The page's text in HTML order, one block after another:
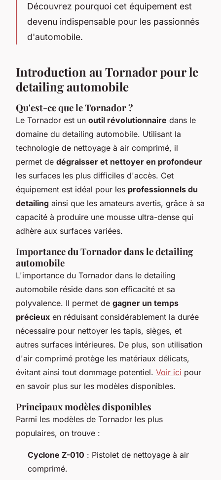
Découvrez pourquoi cet équipement est
devenu indispensable pour les passionnés
d'automobile.
Introduction au Tornador pour le
detailing automobile
Qu'est-ce que le Tornador ?
Le Tornador est un outil révolutionnaire dans le
domaine du detailing automobile. Utilisant la
technologie de nettoyage à air comprimé, il
permet de dégraisser et nettoyer en profondeur
les surfaces les plus difficiles d'accès. Cet
équipement est idéal pour les professionnels du
detailing ainsi que les amateurs avertis, grâce à sa
capacité à produire une mousse ultra-dense qui
adhère aux surfaces variées.
Importance du Tornador dans le detailing
automobile
L'importance du Tornador dans le detailing
automobile réside dans son efficacité et sa
polyvalence. Il permet de gagner un temps
précieux en réduisant considérablement la durée
nécessaire pour nettoyer les tapis, sièges, et
autres surfaces intérieures. De plus, son utilisation
d'air comprimé protège les matériaux délicats,
évitant ainsi tout dommage potentiel. Voir ici pour
en savoir plus sur les modèles disponibles.
Principaux modèles disponibles
Parmi les modèles de Tornador les plus
populaires, on trouve :
Cyclone Z-010 : Pistolet de nettoyage à air
comprimé.